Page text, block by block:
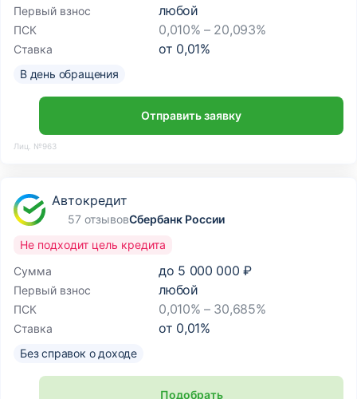
Первый взнос любой
ПСК 0,010% – 20,093%
Ставка от 0,01%
В день обращения
Отправить заявку
Лиц. №963
Автокредит
57 отзывовСбербанк России
Сумма до 5 000 000 ₽
Первый взнос любой
ПСК 0,010% – 30,685%
Ставка от 0,01%
Не подходит цель кредита
Без справок о доходе
Подобрать